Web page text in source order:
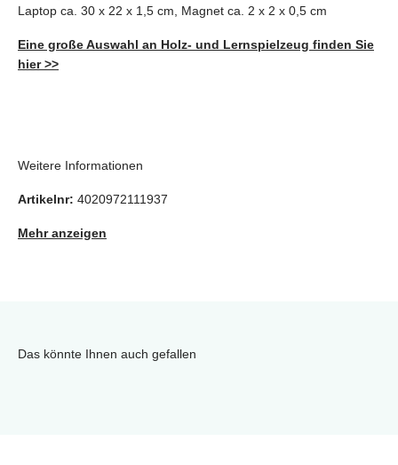
Laptop ca. 30 x 22 x 1,5 cm, Magnet ca. 2 x 2 x 0,5 cm
Eine große Auswahl an Holz- und Lernspielzeug finden Sie
hier >>
Weitere Informationen
Artikelnr: 4020972111937
Mehr anzeigen
Das könnte Ihnen auch gefallen